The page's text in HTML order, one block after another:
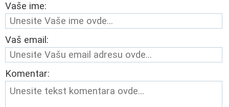
Vaše ime:
Vaš email:
Komentar: